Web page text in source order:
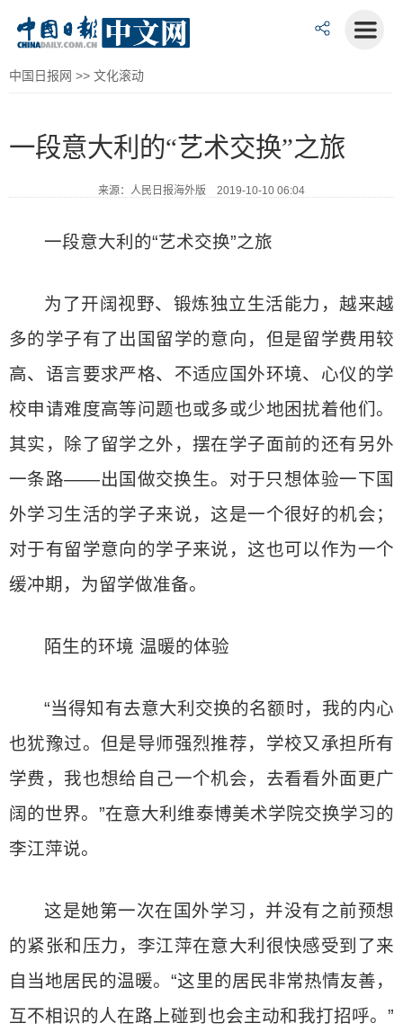
中国日报网 >> 文化滚动
一段意大利的“艺术交换”之旅
来源：人民日报海外版 2019-10-10 06:04
一段意大利的“艺术交换”之旅
为了开阔视野、锻炼独立生活能力，越来越
多的学子有了出国留学的意向，但是留学费用较
高、语言要求严格、不适应国外环境、心仪的学
校申请难度高等问题也或多或少地困扰着他们。
其实，除了留学之外，摆在学子面前的还有另外
一条路——出国做交换生。对于只想体验一下国
外学习生活的学子来说，这是一个很好的机会；
对于有留学意向的学子来说，这也可以作为一个
缓冲期，为留学做准备。
陌生的环境 温暖的体验
“当得知有去意大利交换的名额时，我的内心
也犹豫过。但是导师强烈推荐，学校又承担所有
学费，我也想给自己一个机会，去看看外面更广
阔的世界。”在意大利维泰博美术学院交换学习的
李江萍说。
这是她第一次在国外学习，并没有之前预想
的紧张和压力，李江萍在意大利很快感受到了来
自当地居民的温暖。“这里的居民非常热情友善，
互不相识的人在路上碰到也会主动和我打招呼。”